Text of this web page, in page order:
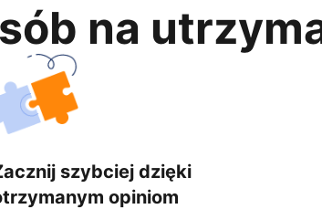
na
szybciej dzięki
opiniom